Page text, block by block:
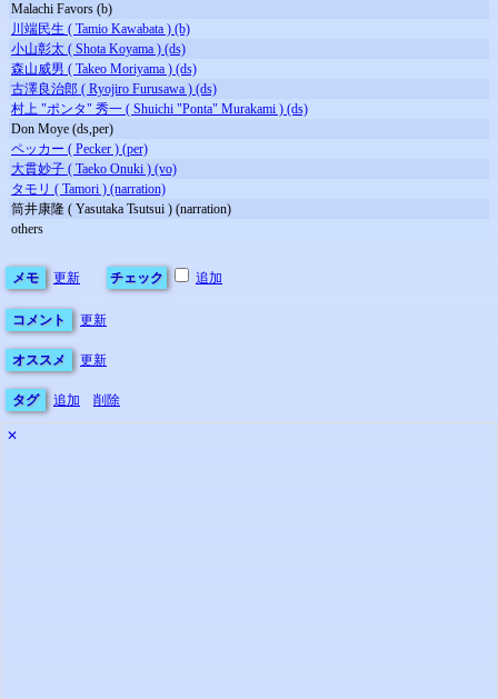
Malachi Favors (b)
川端民生 ( Tamio Kawabata ) (b)
小山彰太 ( Shota Koyama ) (ds)
森山威男 ( Takeo Moriyama ) (ds)
古澤良治郎 ( Ryojiro Furusawa ) (ds)
村上 "ポンタ" 秀一 ( Shuichi "Ponta" Murakami ) (ds)
Don Moye (ds,per)
ペッカー ( Pecker ) (per)
大貫妙子 ( Taeko Onuki ) (vo)
タモリ ( Tamori ) (narration)
筒井康隆 ( Yasutaka Tsutsui ) (narration)
others
メモ 更新 チェック 追加
コメント 更新
オススメ 更新
タグ 追加 削除
✕